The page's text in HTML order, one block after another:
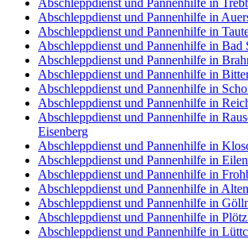
Abschleppdienst und Pannenhilfe in
Abschleppdienst und Pannenhilfe in
Abschleppdienst und Pannenhilfe in
Abschleppdienst und Pannenhilfe in Bad
Abschleppdienst und Pannenhilfe in
Abschleppdienst und Pannenhilfe in
Abschleppdienst und Pannenhilfe in
Abschleppdienst und Pannenhilfe in
Abschleppdienst und Pannenhilfe in
Eisenberg
Abschleppdienst und Pannenhilfe in
Abschleppdienst und Pannenhilfe in
Abschleppdienst und Pannenhilfe in
Abschleppdienst und Pannenhilfe in
Abschleppdienst und Pannenhilfe in
Abschleppdienst und Pannenhilfe in
Abschleppdienst und Pannenhilfe in